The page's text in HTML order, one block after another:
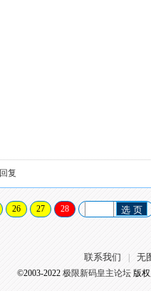
回复
26 27 28 选 页
联系我们 无
©2003-2022 极限新码皇主论坛版权